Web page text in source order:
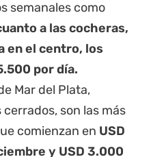
semanales como
a las cocheras,
en el centro, los
por día.
Mar del Plata,
son las más
comienzan en USD
y USD 3.000